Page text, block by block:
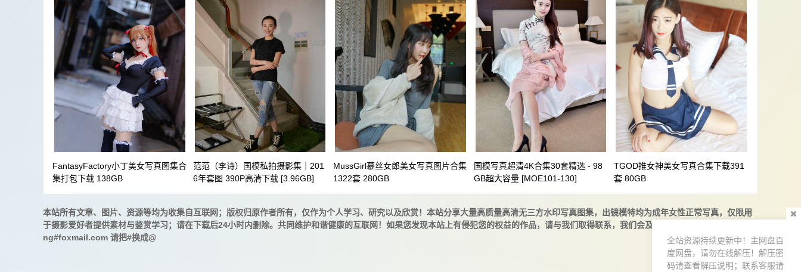
FantasyFactory小丁美女写真图集合
集打包下载 138GB
范范（李诗）国模私拍摄影集｜201
6年套图 390P高清下载 [3.96GB]
MussGirl慕丝女郎美女写真图片合集
1322套 280GB
国模写真超清4K合集30套精选 - 98
GB超大容量 [MOE101-130]
TGOD推女神美女写真合集下载391
套 80GB
本站所有文章、图片、资源等均为收集自互联网；版权归原作者所有，仅作为个人学习、研究以及欣赏！本站分享大量高质量高清无三方水印写真图集，出镜模特均为成年女性正常写真，仅限用
于摄影爱好者提供素材与鉴赏学习；请在下载后24小时内删除。共同维护和谐健康的互联网！如果您发现本站上有侵犯您的权益的作品，请与我们取得联系，我们会及时删除或者修改，邮箱：i-ki
ng#foxmail.com 请把#换成@
全站资源持续更新中！主网盘百
度网盘，请勿在线解压！解压密
码请查看解压说明；联系客服请